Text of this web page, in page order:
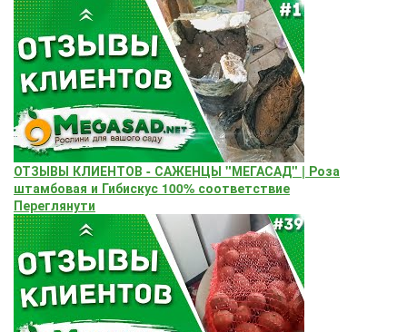
ОТЗЫВЫ КЛИЕНТОВ - САЖЕНЦЫ "МЕГАСАД" | Роза
штамбовая и Гибискус 100% соответствие
Переглянути